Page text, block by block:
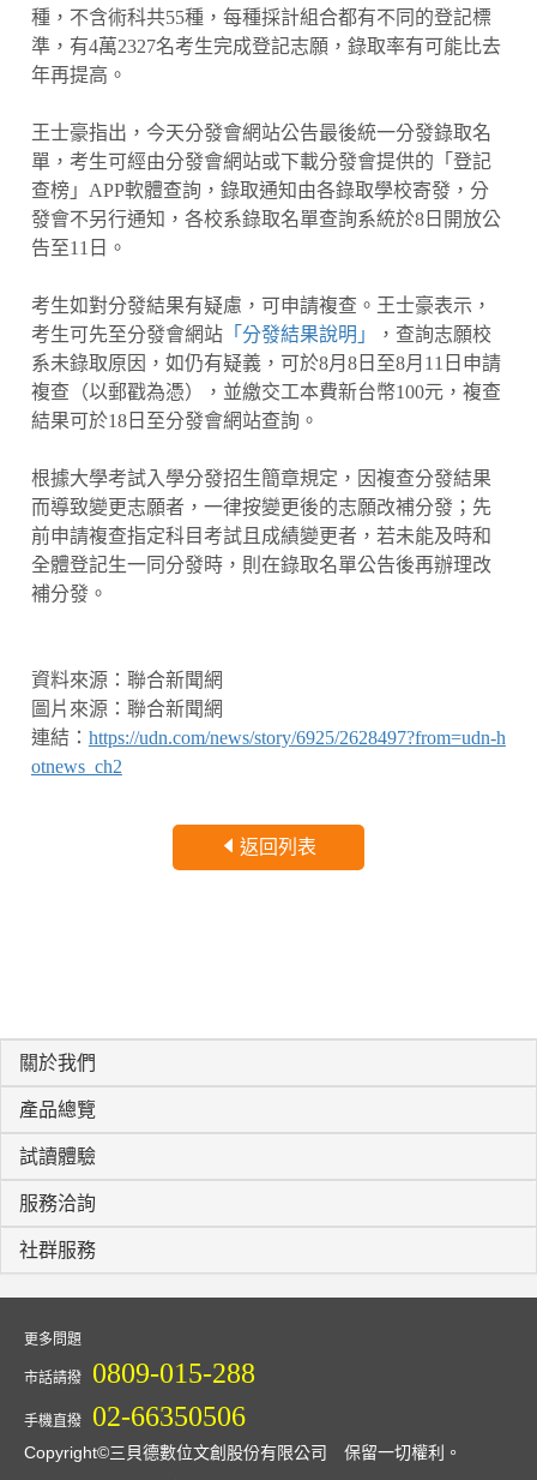
種，不含術科共55種，每種採計組合都有不同的登記標
準，有4萬2327名考生完成登記志願，錄取率有可能比去
年再提高。
王士豪指出，今天分發會網站公告最後統一分發錄取名
單，考生可經由分發會網站或下載分發會提供的「登記
查榜」APP軟體查詢，錄取通知由各錄取學校寄發，分
發會不另行通知，各校系錄取名單查詢系統於8日開放公
告至11日。
考生如對分發結果有疑慮，可申請複查。王士豪表示，
考生可先至分發會網站「分發結果說明」
，查詢志願校
系未錄取原因，如仍有疑義，可於8月8日至8月11日申請
複查（以郵戳為憑），並繳交工本費新台幣100元，複查
結果可於18日至分發會網站查詢。
根據大學考試入學分發招生簡章規定，因複查分發結果
而導致變更志願者，一律按變更後的志願改補分發；先
前申請複查指定科目考試且成績變更者，若未能及時和
全體登記生一同分發時，則在錄取名單公告後再辦理改
補分發。
資料來源：聯合新聞網
圖片來源：聯合新聞網
連結： https://udn.com/news/story/6925/2628497?from=udn-h
otnews_ch2
返回列表
關於我們
產品總覽
試讀體驗
服務洽詢
社群服務
更多問題
市話請撥 0809-015-288
手機直撥 02-66350506
Copyright©三貝德數位文創股份有限公司 保留一切權利。